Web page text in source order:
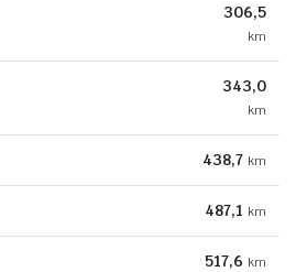
306,5
km
343,0
km
438,7 km
487,1 km
517,6 km